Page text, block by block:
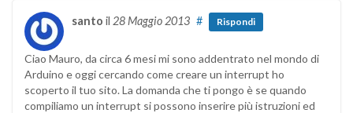
santo il 28 Maggio 2013 # Rispondi
Ciao Mauro, da circa 6 mesi mi sono addentrato nel mondo di
Arduino e oggi cercando come creare un interrupt ho
scoperto il tuo sito. La domanda che ti pongo è se quando
compiliamo un interrupt si possono inserire più istruzioni ed